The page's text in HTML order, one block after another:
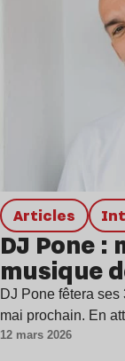
Articles
DJ Pone :
musique
DJ Pone fêtera
mai prochain. En
12 mars 2026